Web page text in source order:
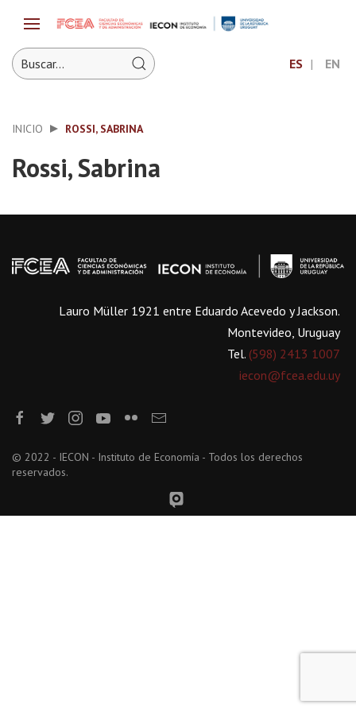
ES EN
INICIO ROSSI, SABRINA
Rossi, Sabrina
Lauro Müller 1921 entre Eduardo Acevedo y Jackson.
Montevideo, Uruguay
Tel. (598) 2413 1007
iecon@fcea.edu.uy
© 2022 - IECON - Instituto de Economía - Todos los derechos
reservados.